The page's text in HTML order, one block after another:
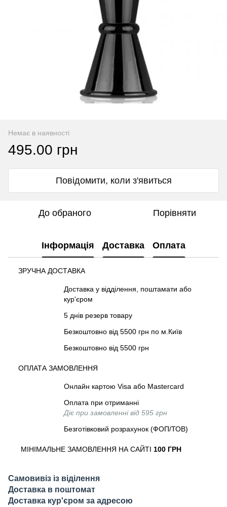
Немає в наявності
495.00 грн
Повідомити, коли з'явиться
До обраного Порівняти
Інформація Доставка Оплата
ЗРУЧНА ДОСТАВКА
Доставка у відділення, поштамати або
кур'єром
5 днів резерв товару
Безкоштовно від 5500 грн по м.Київ
Безкоштовно від 5500 грн
ОПЛАТА ЗАМОВЛЕННЯ
Онлайн картою Visa або Mastercard
Оплата при отриманні
Діє при замовленні від 595 грн
Безготівковий розрахунок (ФОП/ТОВ)
МІНІМАЛЬНЕ ЗАМОВЛЕННЯ НА САЙТІ 100 ГРН
Самовивіз із віділення
Доставка в поштомат
Доставка кур'єром за адресою